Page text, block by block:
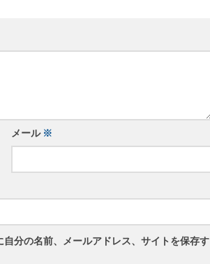
メール ※
分の名前、メールアドレス、サイトを保存す